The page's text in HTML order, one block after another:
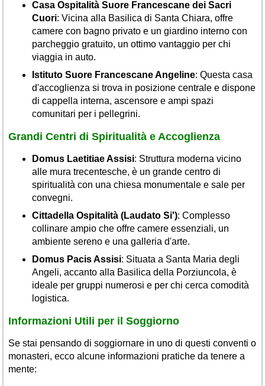
Casa Ospitalità Suore Francescane dei Sacri
Cuori: Vicina alla Basilica di Santa Chiara, offre
camere con bagno privato e un giardino interno con
parcheggio gratuito, un ottimo vantaggio per chi
viaggia in auto.
Istituto Suore Francescane Angeline: Questa casa
d'accoglienza si trova in posizione centrale e dispone
di cappella interna, ascensore e ampi spazi
comunitari per i pellegrini.
Grandi Centri di Spiritualità e Accoglienza
Domus Laetitiae Assisi: Struttura moderna vicino
alle mura trecentesche, è un grande centro di
spiritualità con una chiesa monumentale e sale per
convegni.
Cittadella Ospitalità (Laudato Si'): Complesso
collinare ampio che offre camere essenziali, un
ambiente sereno e una galleria d'arte.
Domus Pacis Assisi: Situata a Santa Maria degli
Angeli, accanto alla Basilica della Porziuncola, è
ideale per gruppi numerosi e per chi cerca comodità
logistica.
Informazioni Utili per il Soggiorno
Se stai pensando di soggiornare in uno di questi conventi o
monasteri, ecco alcune informazioni pratiche da tenere a
mente: